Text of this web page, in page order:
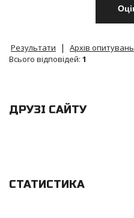
Результати |
Архів опитувань
Всього відповідей: 1
ДРУЗІ САЙТУ
СТАТИСТИКА